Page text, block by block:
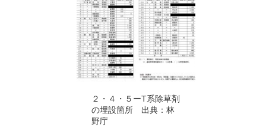
２・４・５ーT系除草剤
の埋設箇所 出典：林
野庁